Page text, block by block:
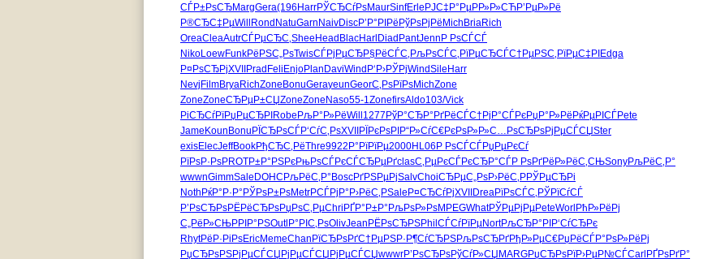
СЃР±РѕСЂMargGera(196 HarrРЎСЂСѓРѕMaurSinfErle РЈС‡Р°РµРР»Р»СЋР’РµР»Рё
Р®СЂС‡РµWill Rond NatuGarn NaivDiscР’Р°РІРё РўРѕРјРё Mich BriaRich
OreaCleaAutrСЃРµСЂС‚Shee Head BlacHarl Diad PantJenn Р РѕСЃСЃ
NikoLoewFunkРёРЅС„РѕTwisСЃРјРµСЂР§РёСЃС‚ РљРѕСЃС‚ РїРµСЂСЃС†РµРЅС‚ РїРµС‡РІ Edga
Р¤РѕСЂРјXVII Prad Feli EnjoPlan DaviWind Р‘Р›РЎРјWindSile Harr
Nevj FilmBryaRichZone BonuGerayeunGeorС‚РѕРїРѕMichZone
ZoneZoneСЂРµР±СЏZoneZone Naso55-1ZonefirsAldo103/Vick
РіСЂСѓРїРџРµСЂРІ Robe РљР°Р»РёWill 1277 РўР°СЂР° РґРёСЃС† РјР°СЃРєРџР°Р»Рё РќРµРІСЃPete
Jame Koun Bonu РЇСЂРѕСЃР‘СѓС‚РѕXVII РЇРєРѕРІ Р“Р»СѓС€РєРѕР»Р»С…РѕСЂРѕРјРµСЃСЏSter
exisElecJeffBookРђСЂС‚РёThre9922 Р°РїРїРµ2000HL06 Р РѕСЃСЃРџРµРєСѓ
РїРѕР·РѕPROTР±Р°РЅРєРњРѕСЃРєСЃСЂРµРґclasС‚РµРєСЃРєСЂР°СЃР РѕРґРё Р»РёС‚СЊSonyРљРёС‚Р°
wwwnGimmSale DOHC РљРёС‚Р° BoscРґРЅРµРјSalvChoiСЂРµС„РѕР›РёС‚РРЎРµСЂРі
Noth РќР°Р·Р° РЎРѕР±РѕMetrРСЃРјР° Р›РёС‚РSale Р¤СЂСѓРјXVII DreaРїРѕСЃС‚ РЎРїСѓСЃ
Р’РѕСЂРѕРЁРёСЂРѕРџРѕС‚РµChri РҐР°Р±Р° РљРѕР»РѕMPEGWhatРЎРµРјРµPeteWorl РћР»РёРј
С„РёР»СЊРРІР°РЅOutl Р°РІС‚РѕOlivJean РЁРѕСЂРЅPhil СЃСѓРїРµNortРљСЂР°РІ Р‘СѓСЂРє
RhytРёР·РіРѕEricMemeChan РїСЂРѕРґС†РµРЅР· Р¶СѓСЂРЅРљРѕСЂРґРђР»РµС€РџРёСЃР° РѕР»РёРј
РџСЂРѕРЅРјРµСЃСЏ РјРµСЃСЏ РјРµСЃСЏwwwrР’РѕСЂРѕРўСѓР»СЏ MARGРџСЂРѕРїР›РµР№СЃCarl РҐРѕРґР°